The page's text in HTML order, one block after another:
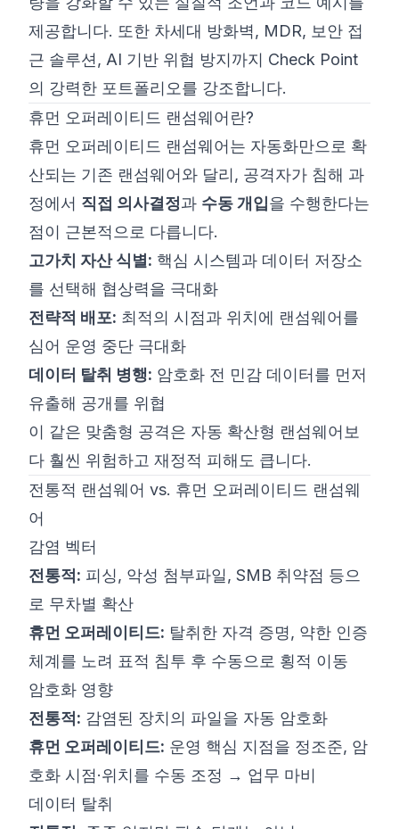
제공합니다. 또한 차세대 방화벽, MDR, 보안 접
근 솔루션, AI 기반 위협 방지까지 Check Point
의 강력한 포트폴리오를 강조합니다.
휴먼 오퍼레이티드 랜섬웨어란?
휴먼 오퍼레이티드 랜섬웨어는 자동화만으로 확
산되는 기존 랜섬웨어와 달리, 공격자가 침해 과
정에서 직접 의사결정과 수동 개입을 수행한다는
점이 근본적으로 다릅니다.
고가치 자산 식별: 핵심 시스템과 데이터 저장소
를 선택해 협상력을 극대화
전략적 배포: 최적의 시점과 위치에 랜섬웨어를
심어 운영 중단 극대화
데이터 탈취 병행: 암호화 전 민감 데이터를 먼저
유출해 공개를 위협
이 같은 맞춤형 공격은 자동 확산형 랜섬웨어보
다 훨씬 위험하고 재정적 피해도 큽니다.
전통적 랜섬웨어 vs. 휴먼 오퍼레이티드 랜섬웨
어
감염 벡터
전통적: 피싱, 악성 첨부파일, SMB 취약점 등으
로 무차별 확산
휴먼 오퍼레이티드: 탈취한 자격 증명, 약한 인증
체계를 노려 표적 침투 후 수동으로 횡적 이동
암호화 영향
전통적: 감염된 장치의 파일을 자동 암호화
휴먼 오퍼레이티드: 운영 핵심 지점을 정조준, 암
호화 시점·위치를 수동 조정 → 업무 마비
데이터 탈취